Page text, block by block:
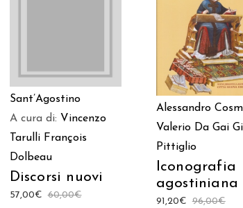
Sant’Agostino
A cura di: Vincenzo
Tarulli François
Dolbeau
Discorsi nuovi
60,00€
57,00€
AGGIUNGI AL
CARRELLO
Alessandro
Valerio Da Gai
Pittiglio
Iconografia
agostiniana
96,00€
91,20€